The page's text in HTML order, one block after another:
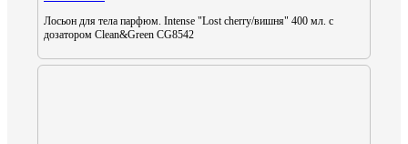
Лосьон для тела парфюм. Intense "Lost cherry/вишня" 400 мл. с
дозатором Clean&Green CG8542